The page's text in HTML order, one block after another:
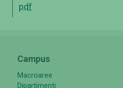
pdf
Campus
Macroaree
Dipartimenti